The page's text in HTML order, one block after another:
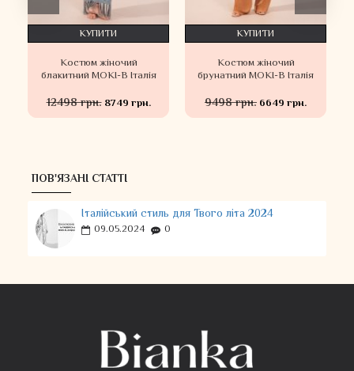
Костюм жіночий
блакитний MOKI-B Італія
12498 грн. 8749 грн.
КУПИТИ
Костюм жіночий
брунатний MOKI-B Італія
9498 грн. 6649 грн.
КУПИТИ
ПОВ'ЯЗАНІ СТАТТІ
Італійський стиль для Твого літа 2024
09.05.2024 0